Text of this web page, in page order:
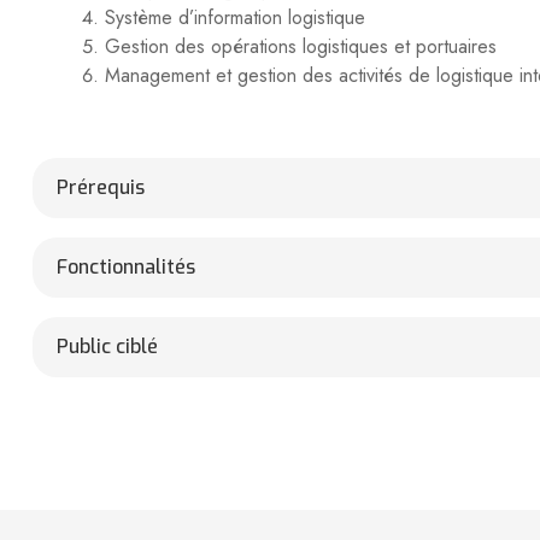
Système d’information logistique
Gestion des opérations logistiques et portuaires
Management et gestion des activités de logistique
Prérequis
Fonctionnalités
Public ciblé